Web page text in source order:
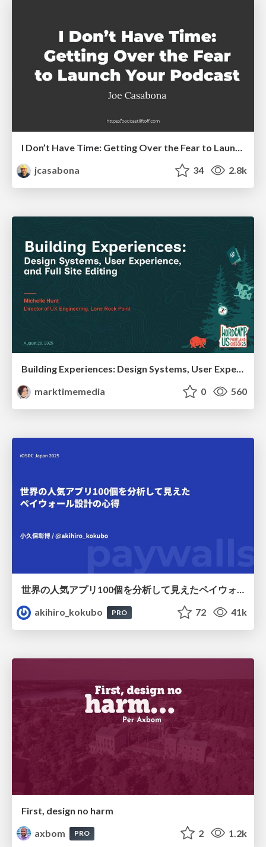
I Don’t Have Time: Getting Over the Fear to Launch Your Podcast
jcasabona
34 2.8k
marktimemedia
0 560
世界の人気アプリ100個を分析して見えたペイウォール設計の心得
akihiro_kokubo
PRO 72 41k
First, design no harm
axbom
PRO 2 1.2k